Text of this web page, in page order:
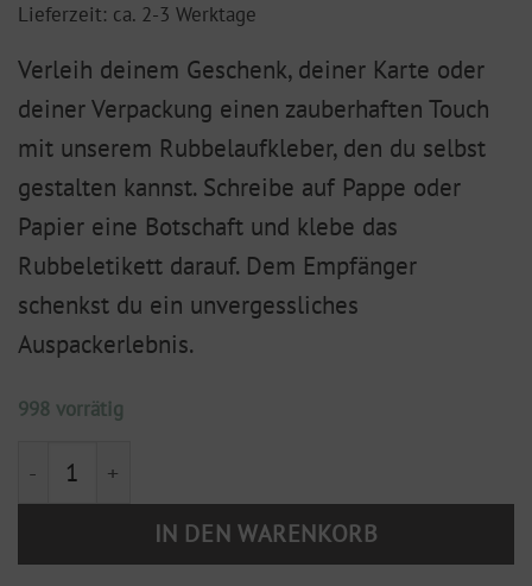
Lieferzeit: ca. 2-3 Werktage
Verleih deinem Geschenk, deiner Karte oder
deiner Verpackung einen zauberhaften Touch
mit unserem Rubbelaufkleber, den du selbst
gestalten kannst. Schreibe auf Pappe oder
Papier eine Botschaft und klebe das
Rubbeletikett darauf. Dem Empfänger
schenkst du ein unvergessliches
Auspackerlebnis.
998 vorrätig
Rubbelaufkleber, rechteckig, gold 33x21mm (20
IN DEN WARENKORB